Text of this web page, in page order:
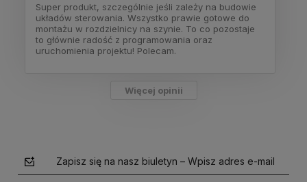
Super produkt, szczególnie jeśli zależy na budowie
układów sterowania. Wszystko prawie gotowe do
montażu w rozdzielnicy na szynie. To co pozostaje
to głównie radość z programowania oraz
uruchomienia projektu! Polecam.
Więcej opinii
Zapisz się na nasz biuletyn – Wpisz adres e-mail